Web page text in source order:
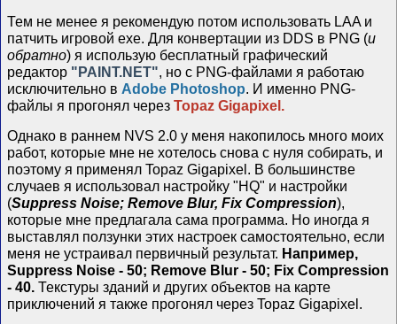
Тем не менее я рекомендую потом использовать LAA и
патчить игровой exe. Для конвертации из DDS в PNG (и
обратно) я использую бесплатный графический
редактор "PAINT.NET" , но с PNG-файлами я работаю
исключительно в Adobe Photoshop . И именно PNG-
файлы я прогонял черезTopaz Gigapixel.
Однако в раннем NVS 2.0 у меня накопилось много моих
работ, которые мне не хотелось снова с нуля собирать, и
поэтому я применял Topaz Gigapixel. В большинстве
случаев я использовал настройку "HQ" и настройки
(Suppress Noise; Remove Blur, Fix Compression),
которые мне предлагала сама программа. Но иногда я
выставлял ползунки этих настроек самостоятельно, если
меня не устраивал первичный результат. Например,
Suppress Noise - 50; Remove Blur - 50; Fix Compression
- 40.Текстуры зданий и других объектов на карте
приключений я также прогонял через Topaz Gigapixel.